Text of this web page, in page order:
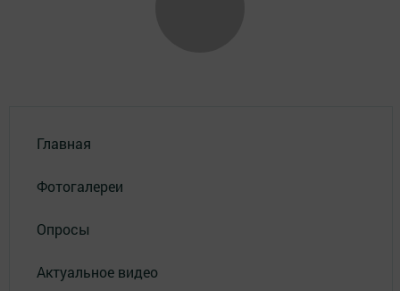
Главная
Фотогалереи
Опросы
Актуальное видео